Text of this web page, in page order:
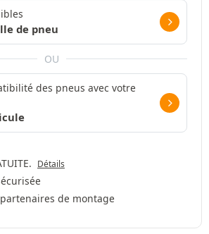
de pneu
OU
des pneus avec votre
Détails
de montage